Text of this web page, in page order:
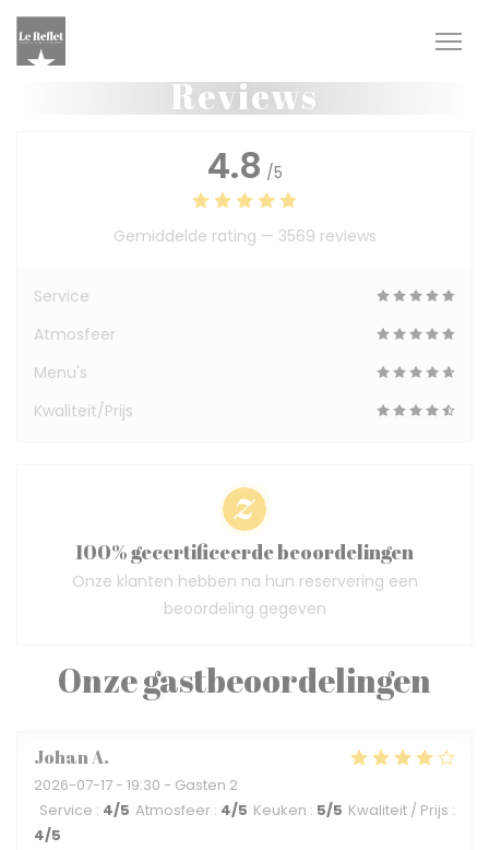
Cookies beheer paneel
Reviews
Onze gastbeoordelingen
JohanA
2026-07-17 - 19:30 - Gasten 2
Service : 4/5 Atmosfeer : 4/5 Keuken : 5/5 Kwaliteit / Prijs :
4/5
4.8 /5
Gemiddelde rating — 3569 reviews
Service
Atmosfeer
Menu's
Kwaliteit/Prijs
100% gecertificeerde beoordelingen
Onze klanten hebben na hun reservering een
beoordeling gegeven